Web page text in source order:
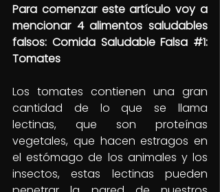
Para comenzar este artículo voy a
mencionar 4 alimentos saludables
falsos: Comida Saludable Falsa #1:
Tomates
Los tomates contienen una gran
cantidad de lo que se llama
lectinas, que son proteínas
vegetales, que hacen estragos en
el estómago de los animales y los
insectos, estas lectinas pueden